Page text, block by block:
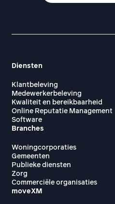
Diensten
Klantbeleving
Medewerkerbeleving
Kwaliteit en bereikbaarheid
Online Reputatie Management
Software
Branches
Woningcorporaties
Gemeenten
Publieke diensten
Zorg
Commerciële organisaties
moveXM